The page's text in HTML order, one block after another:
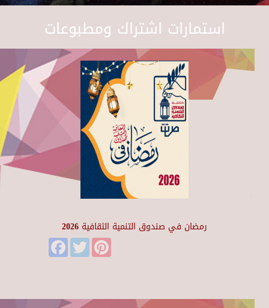
استمارات اشتراك ومطبوعات
رمضان في صندوق التنمية الثقافية 2026
FacebookTwitter